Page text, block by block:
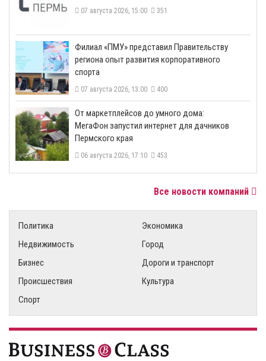
07 августа 2026, 15:00 351
​Филиал «ПМУ» представил Правительству
региона опыт развития корпоративного
спорта
07 августа 2026, 13:00 400
От маркетплейсов до умного дома:
МегаФон запустил интернет для дачников
Пермского края
06 августа 2026, 17:10 453
Все новости компаний
Политика
Экономика
Недвижимость
Город
Бизнес
Дороги и транспорт
Происшествия
Культура
Спорт